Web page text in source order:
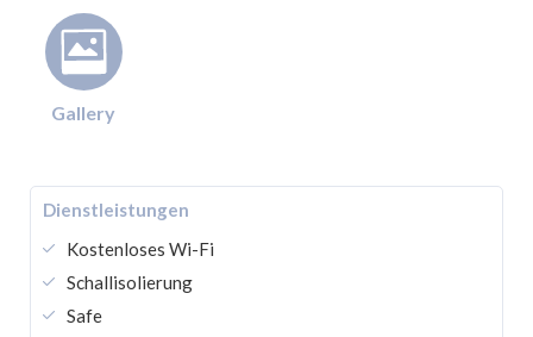
Gallery
Dienstleistungen
Kostenloses Wi-Fi
Schallisolierung
Safe